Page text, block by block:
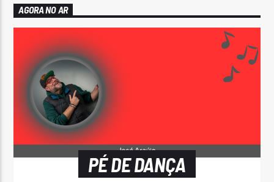
AGORA NO AR
PÉ DE DANÇA